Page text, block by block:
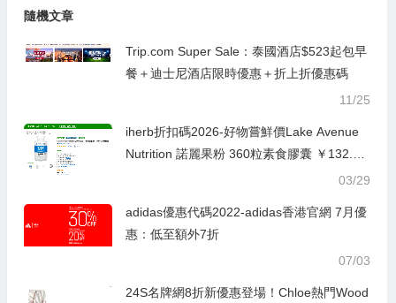
隨機文章
Trip.com Super Sale：泰國酒店$523起包早
餐＋迪士尼酒店限時優惠＋折上折優惠碼
11/25
iherb折扣碼2026-好物嘗鮮價Lake Avenue
Nutrition 諾麗果粉 360粒素食膠囊 ￥132.91
03/29
adidas優惠代碼2022-adidas香港官網 7月優
惠：低至額外7折
07/03
24S名牌網8折新優惠登場！Chloe熱門Wood